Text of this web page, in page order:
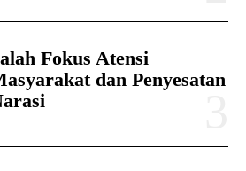
Fokus Atensi
dan Penyesatan